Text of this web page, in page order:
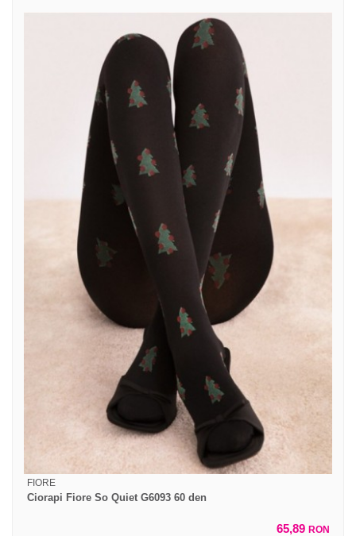
FIORE
Ciorapi Fiore So Quiet G6093 60 den
65,89 RON